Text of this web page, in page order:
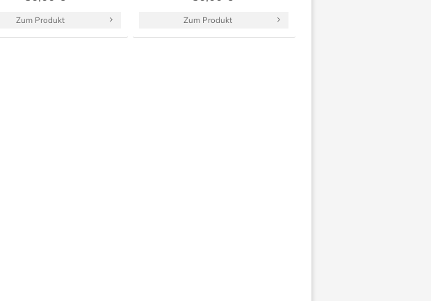
Zum Produkt Zum Produkt